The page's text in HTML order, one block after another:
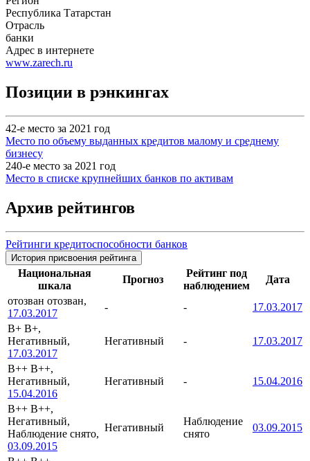
Республика Татарстан
Отрасль
банки
Адрес в интернете
www.zarech.ru
Позиции в рэнкингах
42-е место за 2021 год
Место по объему выданных кредитов малому и среднему
бизнесу
240-е место за 2021 год
Место в списке крупнейших банков по активам
Архив рейтингов
Рейтинги кредитоспособности банков
История присвоения рейтинга
Национальная
шкала
Прогноз
Рейтинг под
наблюдением
Дата
отозван отозван,
17.03.2017
- -
17.03.2017
B+ B+,
Негативный,
17.03.2017
Негативный - 17.03.2017
B++ B++,
Негативный,
15.04.2016
Негативный - 15.04.2016
B++ B++,
Негативный,
Наблюдение снято,
03.09.2015
Негативный
Наблюдение
снято
03.09.2015